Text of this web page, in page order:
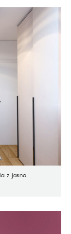
z-jasna-